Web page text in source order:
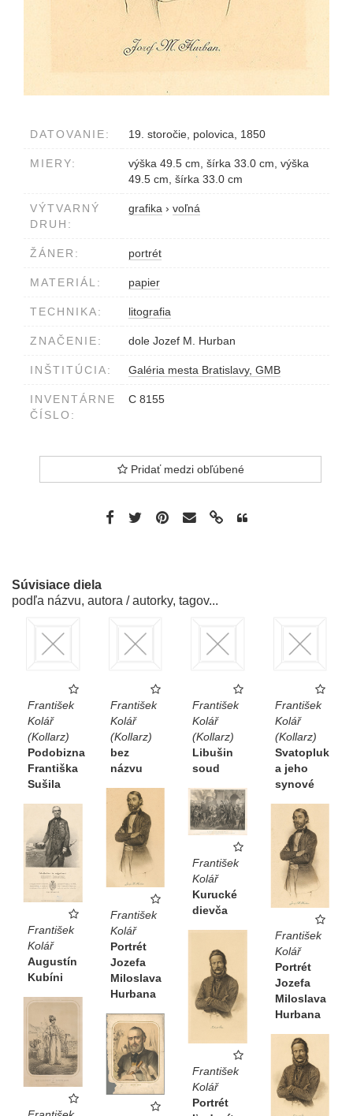
DATOVANIE: 19. storočie, polovica, 1850
MIERY:
výška 49.5 cm, šírka 33.0 cm, výška
49.5 cm, šírka 33.0 cm
VÝTVARNÝ
DRUH:
grafika › voľná
ŽÁNER: portrét
MATERIÁL: papier
TECHNIKA: litografia
ZNAČENIE: dole Jozef M. Hurban
INŠTITÚCIA: Galéria mesta Bratislavy, GMB
INVENTÁRNE
ČÍSLO:
C 8155
Pridať medzi obľúbené
Súvisiace diela
podľa názvu, autora / autorky, tagov...
František
Kolář
(Kollarz)
Podobizna
Františka
Sušila
František
Kolář
(Kollarz)
bez
názvu
František
Kolář
(Kollarz)
Libušin
soud
František
Kolář
(Kollarz)
Svatopluk
a jeho
synové
František
Kolář
Portrét
Jozefa
Miloslava
Hurbana
František
Kolář
Kurucké
dievča
František
Kolář
Augustín
Kubíni
František
Kolář
Portrét
Jozefa
Miloslava
Hurbana
František
Kolář
Portrét